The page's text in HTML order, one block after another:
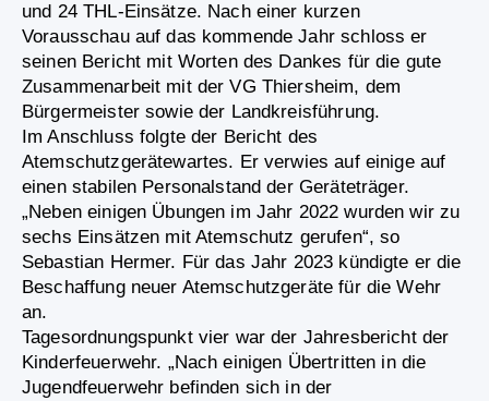
und 24 THL-Einsätze. Nach einer kurzen
Vorausschau auf das kommende Jahr schloss er
seinen Bericht mit Worten des Dankes für die gute
Zusammenarbeit mit der VG Thiersheim, dem
Bürgermeister sowie der Landkreisführung.
Im Anschluss folgte der Bericht des
Atemschutzgerätewartes. Er verwies auf einige auf
einen stabilen Personalstand der Geräteträger.
„Neben einigen Übungen im Jahr 2022 wurden wir zu
sechs Einsätzen mit Atemschutz gerufen“, so
Sebastian Hermer. Für das Jahr 2023 kündigte er die
Beschaffung neuer Atemschutzgeräte für die Wehr
an.
Tagesordnungspunkt vier war der Jahresbericht der
Kinderfeuerwehr. „Nach einigen Übertritten in die
Jugendfeuerwehr befinden sich in der